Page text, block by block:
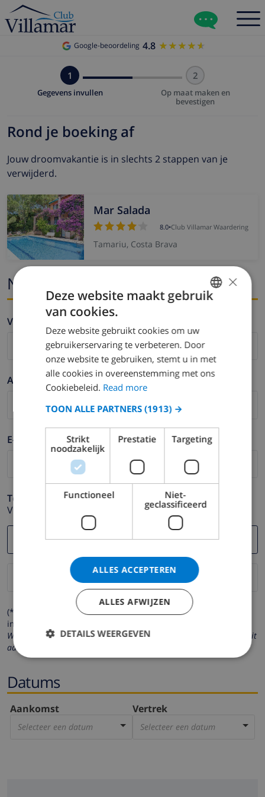
Google-beoordeling 4.8 ★★★★★
★★★★★
1
Gegevens invullen
2
Op maat maken en
bevestigen
Rond je boeking af
Jouw droomvakantie is in slechts 2 stappen van je
verwijderd.
Mar Salada
8.0•Club Villamar Waardering
Tamariu, Costa Brava
Naam en email
Voornaam *
Achternaam *
E-mail *
Telefoonnummer *
Voor het geval dat uw e-mail adres niet correct werkt.
(* de velden met een sterretje moeten verplicht worden
ingevuld )
Wij respecteren uw privacy. Uw persoonlijke gegevens worden nooit
aan derden verstrekt.
Datums
Aankomst
Selecteer een datum
Vertrek
Selecteer een datum
DUTCH
SPANISH
CATALAN
ITALIAN
NORWEGIAN
×
Deze website maakt gebruik
van cookies.
Deze website gebruikt cookies om uw
gebruikerservaring te verbeteren. Door
onze website te gebruiken, stemt u in met
alle cookies in overeenstemming met ons
Cookiebeleid. Read more
TOON ALLE PARTNERS (1913) →
Strikt
noodzakelijk
Prestatie Targeting
Functioneel
Niet-
geclassificeerd
ALLES ACCEPTEREN
ALLES AFWIJZEN
DETAILS WEERGEVEN